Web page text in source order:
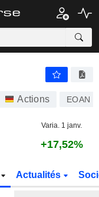
Actions EOAN
Varia. 1 janv.
+17,52%
Actualités